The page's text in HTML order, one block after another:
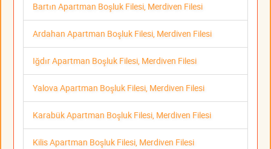
Bartın Apartman Boşluk Filesi, Merdiven Filesi
Ardahan Apartman Boşluk Filesi, Merdiven Filesi
Iğdır Apartman Boşluk Filesi, Merdiven Filesi
Yalova Apartman Boşluk Filesi, Merdiven Filesi
Karabük Apartman Boşluk Filesi, Merdiven Filesi
Kilis Apartman Boşluk Filesi, Merdiven Filesi